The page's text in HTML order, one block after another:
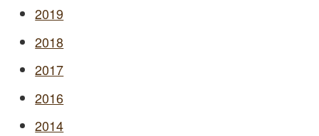
2019
2018
2017
2016
2014